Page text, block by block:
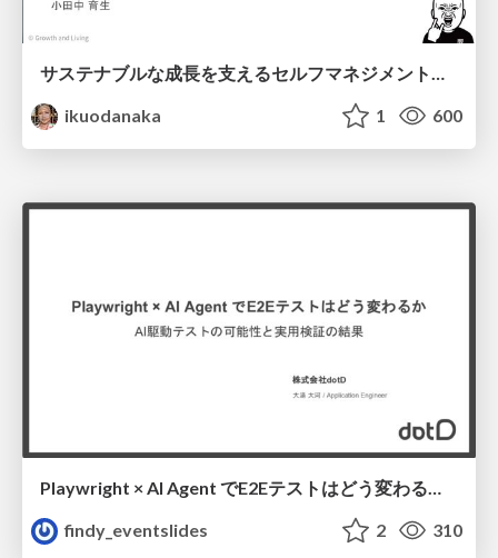
サステナブルな成長を支えるセルフマネジメントの技術/Self Management skill for growth
ikuodanaka
1 600
findy_eventslides
2 310